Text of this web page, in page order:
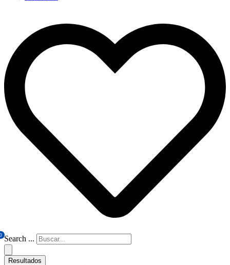
0 Search ...
Resultados